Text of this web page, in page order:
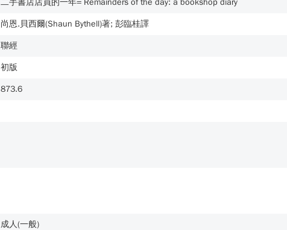
二手書店店員的一年= Remainders of the day: a bookshop diary
尚恩.貝西爾(Shaun Bythell)著; 彭臨桂譯
聯經
初版
873.6
成人(一般)